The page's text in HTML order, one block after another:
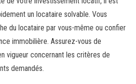
un locataire solvable. Vous
du locataire par vous-même ou confier
immobilière. Assurez-vous de
vigueur concernant les critères de
demandés.